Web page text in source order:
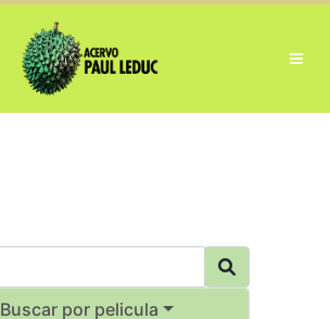
Buscar por pelicula